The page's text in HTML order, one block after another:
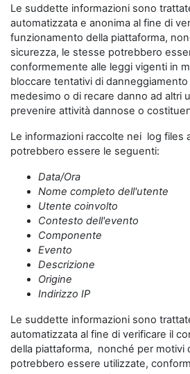
Le suddette informazioni sono
automatizzata e anonima al fine di
funzionamento della piattaforma,
sicurezza, le stesse potrebbero
conformemente alle leggi vigenti in
bloccare tentativi di
medesimo o di recare danno ad altri
prevenire attività dannose o
Le informazioni raccolte nei log files
potrebbero essere le seguenti:
Data/Ora
Nome completo dell'utente
Utente coinvolto
Contesto dell'evento
Componente
Evento
Descrizione
Origine
Indirizzo IP
Le suddette informazioni sono
automatizzata al fine di verificare il
della piattaforma, nonché per motivi
potrebbero essere utilizzate,